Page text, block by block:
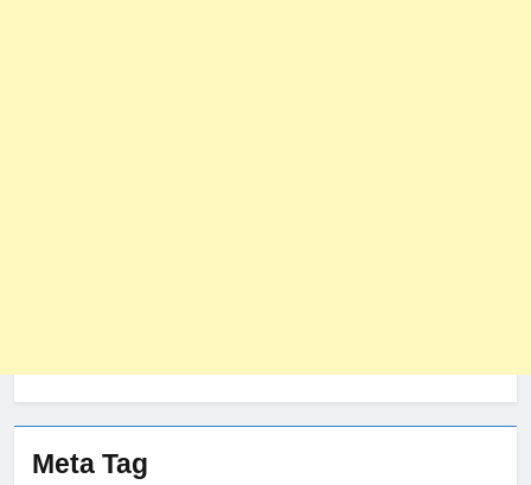
Meta Tag